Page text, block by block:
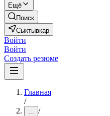
Ещё
Поиск
Сыктывкар
Войти
Войти
Создать резюме
Главная
/
... /